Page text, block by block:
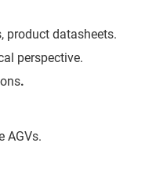
product datasheets.
perspective.
.
AGVs.